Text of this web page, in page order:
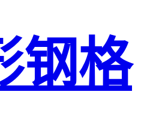
钢格